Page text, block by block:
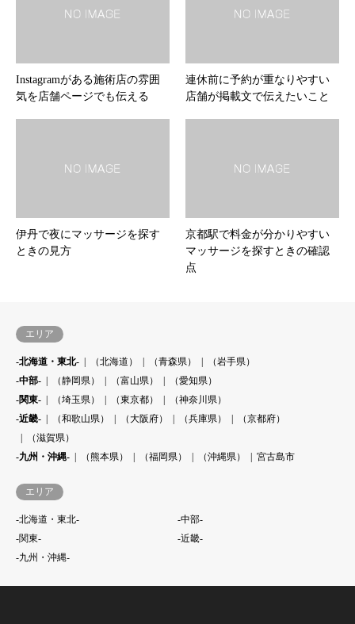
Instagramがある施術店の雰囲
気を店舗ページでも伝える
連休前に予約が重なりやすい
店舗が掲載文で伝えたいこと
伊丹で夜にマッサージを探す
ときの見方
京都駅で料金が分かりやすい
マッサージを探すときの確認
点
エリア
-北海道・東北- （北海道） （青森県）
（岩手県）
-中部-
（静岡県） （富山県）
（愛知県）
-関東-
（埼玉県） （東京都）
（神奈川県）
-近畿-
（和歌山県） （大阪府） （兵庫県）
（京都府）
（滋賀県）
-九州・沖縄-
（熊本県） （福岡県） （沖縄県） 宮古島市
エリア
-北海道・東北-
-中部-
-関東-
-近畿-
-九州・沖縄-